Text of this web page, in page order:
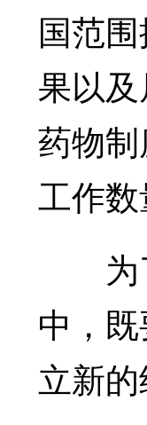
国范
果以
药物
工作
为了
中，
立新的